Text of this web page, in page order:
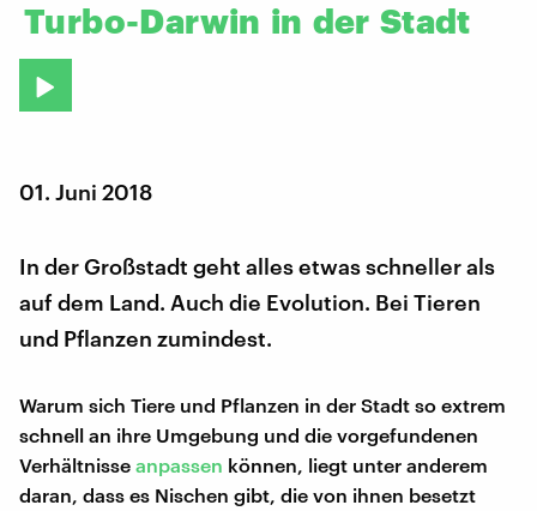
Turbo-Darwin in der Stadt
01. Juni 2018
In der Großstadt geht alles etwas schneller als
auf dem Land. Auch die Evolution. Bei Tieren
und Pflanzen zumindest.
Warum sich Tiere und Pflanzen in der Stadt so extrem
schnell an ihre Umgebung und die vorgefundenen
Verhältnisse anpassen können, liegt unter anderem
daran, dass es Nischen gibt, die von ihnen besetzt